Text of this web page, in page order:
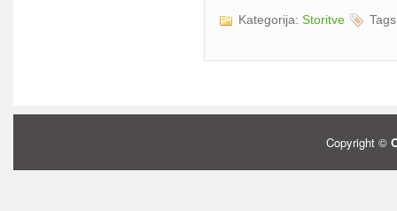
Kategorija: Storitve
Copyright ©